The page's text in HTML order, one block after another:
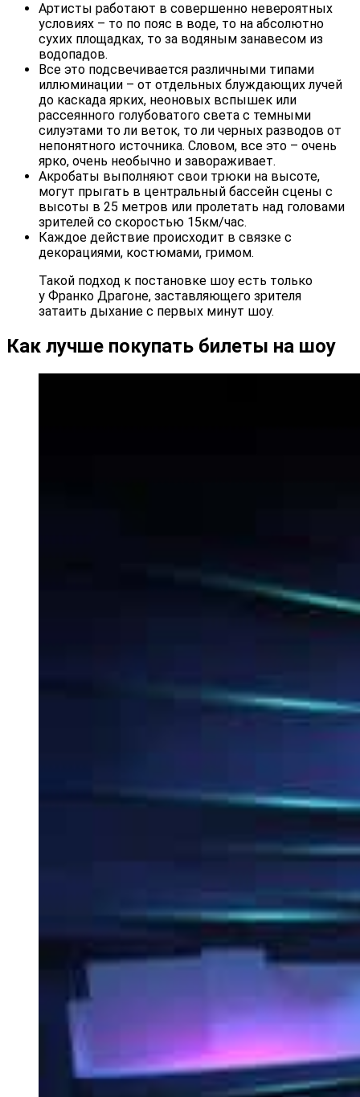
Артисты работают в совершенно невероятных
условиях – то по пояс в воде, то на абсолютно
сухих площадках, то за водяным занавесом из
водопадов.
Все это подсвечивается различными типами
иллюминации – от отдельных блуждающих лучей
до каскада ярких, неоновых вспышек или
рассеянного голубоватого света с темными
силуэтами то ли веток, то ли черных разводов от
непонятного источника. Словом, все это – очень
ярко, очень необычно и завораживает.
Акробаты выполняют свои трюки на высоте,
могут прыгать в центральный бассейн сцены с
высоты в 25 метров или пролетать над головами
зрителей со скоростью 15км/час.
Каждое действие происходит в связке с
декорациями, костюмами, гримом.
Такой подход к постановке шоу есть только
у Франко Драгоне, заставляющего зрителя
затаить дыхание с первых минут шоу.
Как лучше покупать билеты на шоу